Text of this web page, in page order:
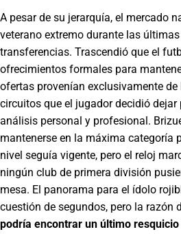
A pesar de su jerarquía, el mercado
veterano extremo durante las
transferencias. Trascendió que el
ofrecimientos formales para
ofertas provenían exclusivamente de
circuitos que el jugador decidió
análisis personal y profesional.
mantenerse en la máxima categoría
nivel seguía vigente, pero el reloj
ningún club de primera división
mesa. El panorama para el ídolo
cuestión de segundos, pero la razón
podría encontrar un último